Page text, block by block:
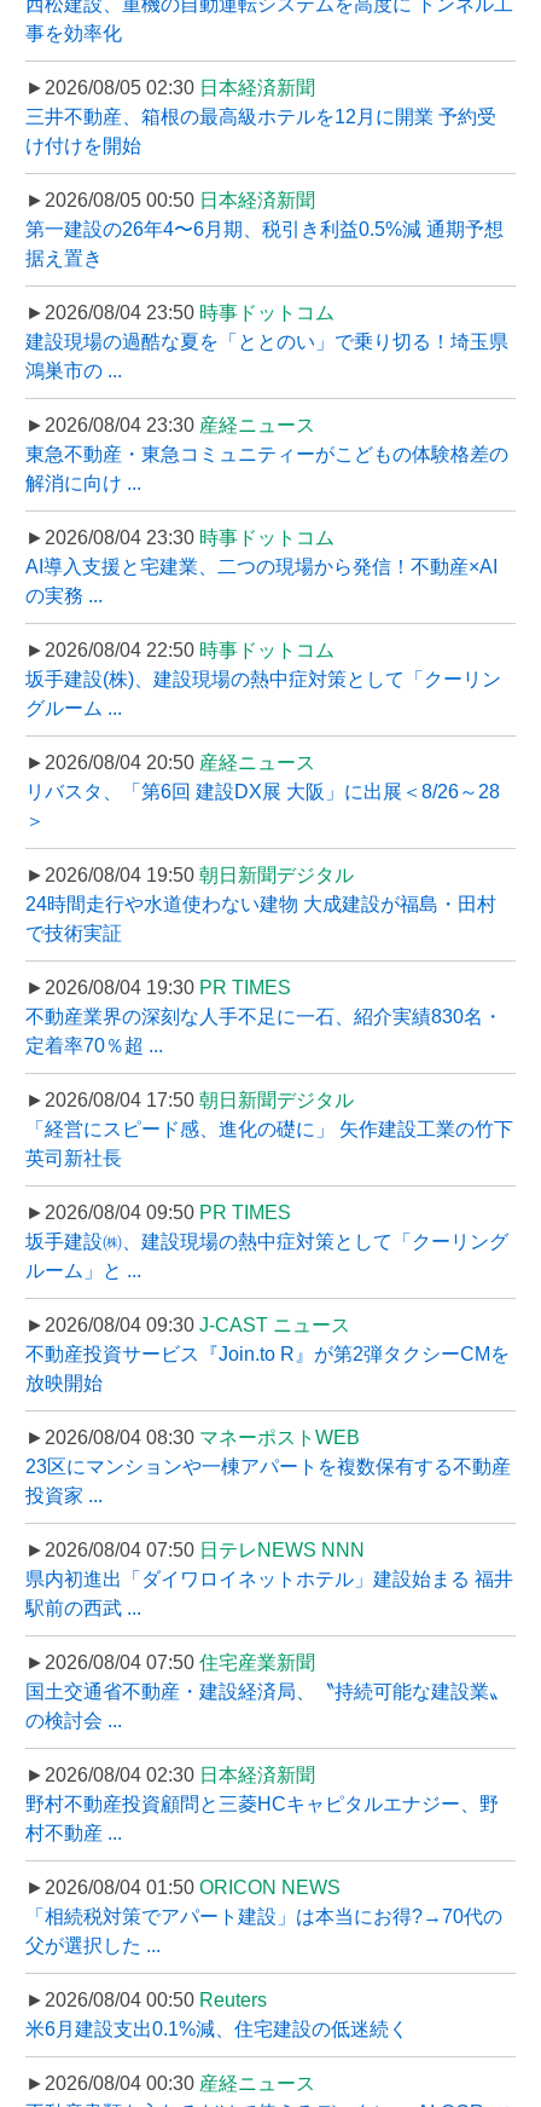
事を効率化
►2026/08/05 02:30 日本経済新聞
三井不動産、箱根の最高級ホテルを12月に開業 予約受
け付けを開始
►2026/08/05 00:50 日本経済新聞
第一建設の26年4〜6月期、税引き利益0.5%減 通期予想
据え置き
►2026/08/04 23:50 時事ドットコム
建設現場の過酷な夏を「ととのい」で乗り切る！埼玉県
鴻巣市の ...
►2026/08/04 23:30 産経ニュース
東急不動産・東急コミュニティーがこどもの体験格差の
解消に向け ...
►2026/08/04 23:30 時事ドットコム
AI導入支援と宅建業、二つの現場から発信！不動産×AI
の実務 ...
►2026/08/04 22:50 時事ドットコム
坂手建設(株)、建設現場の熱中症対策として「クーリン
グルーム ...
►2026/08/04 20:50 産経ニュース
リバスタ、「第6回 建設DX展 大阪」に出展＜8/26～28
＞
►2026/08/04 19:50 朝日新聞デジタル
24時間走行や水道使わない建物 大成建設が福島・田村
で技術実証
►2026/08/04 19:30 PR TIMES
不動産業界の深刻な人手不足に一石、紹介実績830名・
定着率70％超 ...
►2026/08/04 17:50 朝日新聞デジタル
「経営にスピード感、進化の礎に」 矢作建設工業の竹下
英司新社長
►2026/08/04 09:50 PR TIMES
坂手建設㈱、建設現場の熱中症対策として「クーリング
ルーム」と ...
►2026/08/04 09:30 J-CAST ニュース
不動産投資サービス『Join.to R』が第2弾タクシーCMを
放映開始
►2026/08/04 08:30 マネーポストWEB
23区にマンションや一棟アパートを複数保有する不動産
投資家 ...
►2026/08/04 07:50 日テレNEWS NNN
県内初進出「ダイワロイネットホテル」建設始まる 福井
駅前の西武 ...
►2026/08/04 07:50 住宅産業新聞
国土交通省不動産・建設経済局、〝持続可能な建設業〟
の検討会 ...
►2026/08/04 02:30 日本経済新聞
野村不動産投資顧問と三菱HCキャピタルエナジー、野
村不動産 ...
►2026/08/04 01:50 ORICON NEWS
「相続税対策でアパート建設」は本当にお得?→70代の
父が選択した ...
►2026/08/04 00:50 Reuters
米6月建設支出0.1%減、住宅建設の低迷続く
►2026/08/04 00:30 産経ニュース